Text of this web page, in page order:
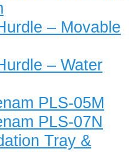
– Movable
– Water
PLS-05M
PLS-07N
Tray &